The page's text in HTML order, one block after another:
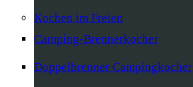
Kochen im Freien
Camping-Brennerkocher
Doppelbrenner Campingkocher